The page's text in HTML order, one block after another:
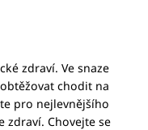
zdraví. Ve snaze
chodit na
pro nejlevnějšího
zdraví. Chovejte se